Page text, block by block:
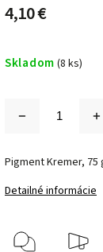
4,10 €
Skladom (8 ks)
Pigment Kremer,
Detailné informácie